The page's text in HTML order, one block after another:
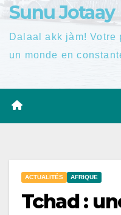
Sunu Jotaay
Dalaal akk jàm! Votre
un monde en
ACTUALITÉS AFRIQUE
Tchad :